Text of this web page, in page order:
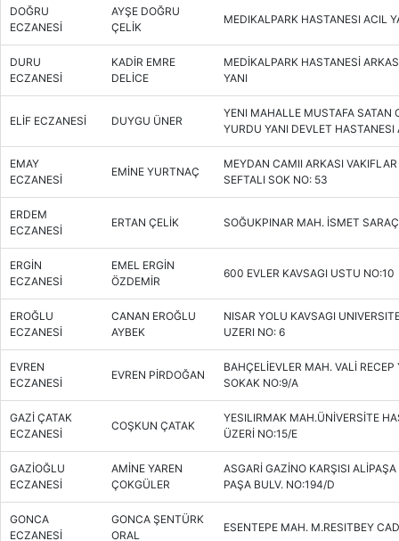
DOĞRU
ECZANESİ
AYŞE DOĞRU
ÇELİK
MEDIKALPARK HASTANESI ACIL
DURU
ECZANESİ
KADİR EMRE
DELİCE
MEDİKALPARK HASTANESİ
YANI
ELİF ECZANESİ DUYGU ÜNER
YENI MAHALLE MUSTAFA SATAN
YURDU YANI DEVLET
EMAY
ECZANESİ
EMİNE YURTNAÇ
MEYDAN CAMII ARKASI
SEFTALI SOK NO: 53
ERDEM
ECZANESİ
ERTAN ÇELİK SOĞUKPINAR MAH. İSMET
ERGİN
ECZANESİ
EMEL ERGİN
ÖZDEMİR
600 EVLER KAVSAGI USTU NO:10
EROĞLU
ECZANESİ
CANAN EROĞLU
AYBEK
NISAR YOLU KAVSAGI
UZERI NO: 6
EVREN
ECZANESİ
EVREN PİRDOĞAN
BAHÇELİEVLER MAH. VALİ
SOKAK NO:9/A
GAZİ ÇATAK
ECZANESİ
COŞKUN ÇATAK
YESILIRMAK MAH.ÜNİVERSİTE
ÜZERİ NO:15/E
GAZİOĞLU
ECZANESİ
AMİNE YAREN
ÇOKGÜLER
ASGARİ GAZİNO KARŞISI
PAŞA BULV. NO:194/D
GONCA
ECZANESİ
GONCA ŞENTÜRK
ORAL
ESENTEPE MAH. M.RESITBEY